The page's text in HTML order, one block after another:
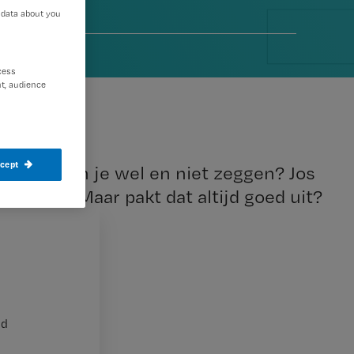
wat kun je wel en niet zeggen? Jos
Maar pakt dat altijd goed uit?
about you
audience